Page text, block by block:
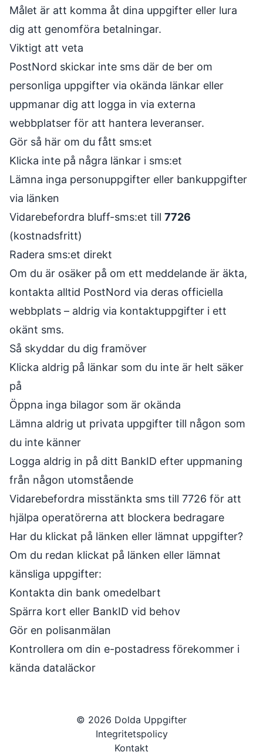
Målet är att komma åt dina uppgifter eller lura
dig att genomföra betalningar.
Viktigt att veta
PostNord skickar inte sms där de ber om
personliga uppgifter via okända länkar eller
uppmanar dig att logga in via externa
webbplatser för att hantera leveranser.
Gör så här om du fått sms:et
Klicka inte på några länkar i sms:et
Lämna inga personuppgifter eller bankuppgifter
via länken
Vidarebefordra bluff-sms:et till 7726
(kostnadsfritt)
Radera sms:et direkt
Om du är osäker på om ett meddelande är äkta,
kontakta alltid PostNord via deras officiella
webbplats – aldrig via kontaktuppgifter i ett
okänt sms.
Så skyddar du dig framöver
Klicka aldrig på länkar som du inte är helt säker
på
Öppna inga bilagor som är okända
Lämna aldrig ut privata uppgifter till någon som
du inte känner
Logga aldrig in på ditt BankID efter uppmaning
från någon utomstående
Vidarebefordra misstänkta sms till 7726 för att
hjälpa operatörerna att blockera bedragare
Har du klickat på länken eller lämnat uppgifter?
Om du redan klickat på länken eller lämnat
känsliga uppgifter:
Kontakta din bank omedelbart
Spärra kort eller BankID vid behov
Gör en polisanmälan
Kontrollera om din e-postadress förekommer i
kända dataläckor
© 2026 Dolda Uppgifter
Integritetspolicy
Kontakt